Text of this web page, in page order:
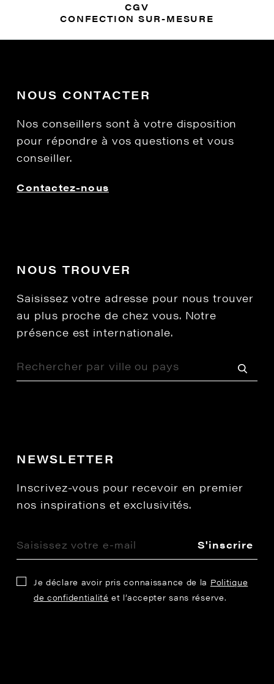
CGV
CONFECTION SUR-MESURE
NOUS CONTACTER
Nos conseillers sont à votre disposition
pour répondre à vos questions et vous
conseiller.
Contactez-nous
NOUS TROUVER
Saisissez votre adresse pour nous trouver
au plus proche de chez vous. Notre
présence est internationale.
NEWSLETTER
Inscrivez-vous pour recevoir en premier
nos inspirations et exclusivités.
S'inscrire
Je déclare avoir pris connaissance de la Politique
de confidentialité et l’accepter sans réserve.